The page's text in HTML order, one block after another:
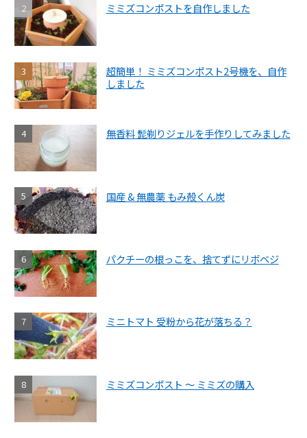
ミミズコンポストを自作しました
超簡単！ ミミズコンポスト2号機を、自作
しました
無香料 髭剃りジェルを手作りしてみました
国産 & 無農薬 もみ殻くん炭
パクチーの根っこを、捨てずにリボベジ
ミニトマト 受粉から花が落ちる？
ミミズコンポスト ～ ミミズの購入